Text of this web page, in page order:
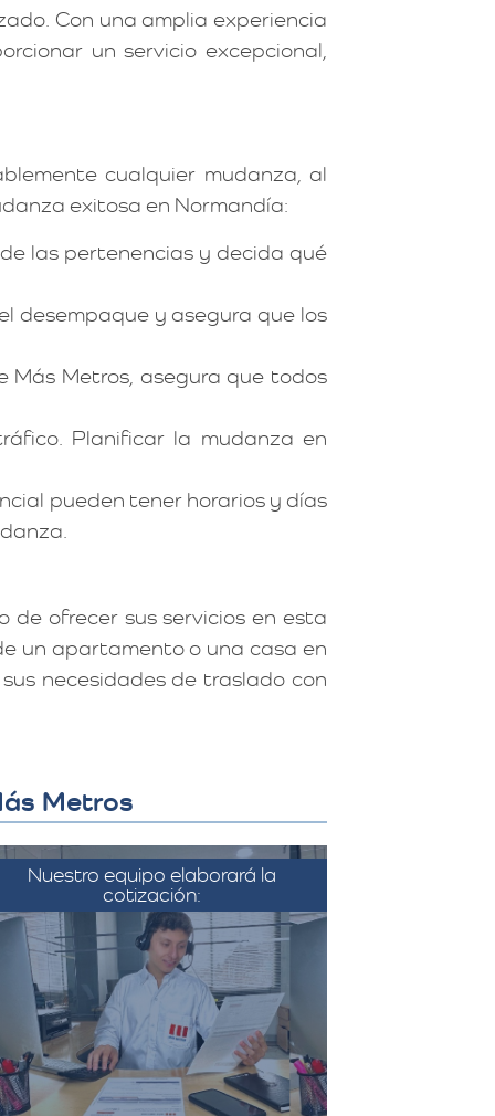
Con una amplia experiencia
un servicio excepcional,
cualquier mudanza, al
exitosa en Normandía:
las pertenencias y decida qué
desempaque y asegura que los
Más Metros, asegura que todos
Planificar la mudanza en
pueden tener horarios y días
de ofrecer sus servicios en esta
un apartamento o una casa en
necesidades de traslado con
Metros
Nuestro equipo elaborará la
cotización:
Con la información recopilada, el
equipo de Más Metros elabora
una cotización detallada que
incluye todos los costos
a la mudanza, como el
transporte, el embalaje, el
montaje, y cualquier servicio
adicional solicitado.​